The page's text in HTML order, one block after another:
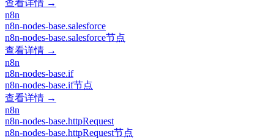
查看详情 →
n8n
n8n-nodes-base.salesforce
n8n-nodes-base.salesforce节点
查看详情 →
n8n
n8n-nodes-base.if
n8n-nodes-base.if节点
查看详情 →
n8n
n8n-nodes-base.httpRequest
n8n-nodes-base.httpRequest节点